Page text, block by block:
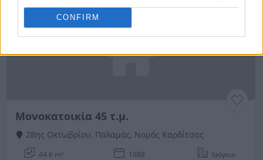
CONFIRM
Μονοκατοικία 45 τ.μ.
28ης Οκτωβρίου, Παλαμάς, Νομός Καρδίτσας
44.6 m² 1988 Ισόγειο